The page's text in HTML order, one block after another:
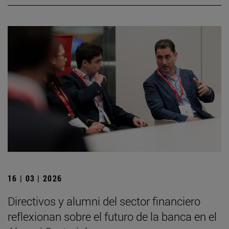
16 | 03 | 2026
Directivos y alumni del sector financiero
reflexionan sobre el futuro de la banca en el